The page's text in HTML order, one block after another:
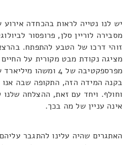
יש לנו נטייה לראות בהכחדה
מסבירה לוריין סלן, פרופסור
מציגה נקודת מבט מקורית על
מפרספקטיבה של 4
בקנה המידה הזה, התקופה שבה אנו
וחולף. ויחד עם זאת, ההצלחה
אינה עניין של מה בכך.
האתגרים שהיה עלינו להתגבר